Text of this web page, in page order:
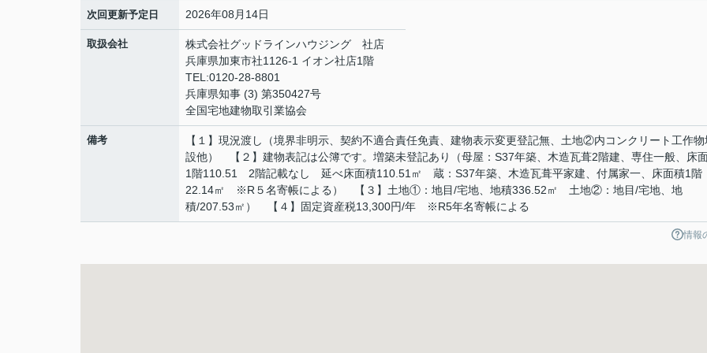
次回更新予定日 2026年08月14日
取扱会社
株式会社グッドラインハウジング 社店
兵庫県加東市社1126-1 イオン社店1階
TEL:0120-28-8801
兵庫県知事 (3) 第350427号
全国宅地建物取引業協会
備考
【１】現況渡し（境界非明示、契約不適合責任免責、建物表示変更登記無、土地②内コンクリート工作物
設他） 【２】建物表記は公簿です。増築未登記あり（母屋：S37年築、木造瓦葺2階建、専住一般、床
1階110.51 2階記載なし 延べ床面積110.51㎡ 蔵：S37年築、木造瓦葺平家建、付属家一、床面積1階
22.14㎡ ※R５名寄帳による） 【３】土地①：地目/宅地、地積336.52㎡ 土地②：地目/宅地、地
積/207.53㎡） 【４】固定資産税13,300円/年 ※R5年名寄帳による
情報